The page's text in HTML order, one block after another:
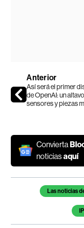
Anterior
Así será el primer
de OpenAI: un
sensores y piezas
Convierta
noticiasaquí
Temas de este
Las noticias